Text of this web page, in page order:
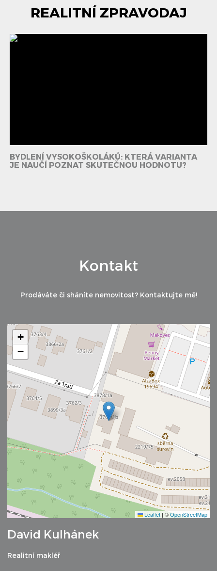
REALITNÍ ZPRAVODAJ
BYDLENÍ VYSOKOŠKOLÁKŮ: KTERÁ VARIANTA
JE NAUČÍ POZNAT SKUTEČNOU HODNOTU?
Kontakt
Prodáváte či sháníte nemovitost? Kontaktujte mě!
+
−
Leaflet | ©OpenStreetMap
David Kulhánek
Realitní makléř